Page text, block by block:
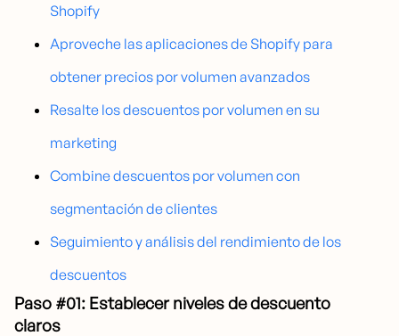
Shopify
Aproveche las aplicaciones de Shopify para
obtener precios por volumen avanzados
Resalte los descuentos por volumen en su
marketing
Combine descuentos por volumen con
segmentación de clientes
Seguimiento y análisis del rendimiento de los
descuentos
Paso #01: Establecer niveles de descuento
claros